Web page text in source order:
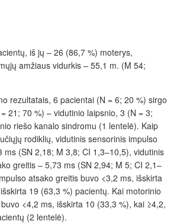
iš jų – 26 (86,7 %) moterys,
amžiaus vidurkis – 55,1 m. (M 54;
rezultatais, 6 pacientai (N = 6; 20 %) sirgo
21; 70 %) – vidutinio laipsnio, 3 (N = 3;
riešo kanalo sindromu (1 lentelė). Kaip
rodiklių, vidutinis sensorinis impulso
ms (SN 2,18; M 3,8; CI 1,3–10,5), vidutinis
greitis – 5,73 ms (SN 2,94; M 5; CI 2,1–
atsako greitis buvo <3,2 ms, išskirta
19 (63,3 %) pacientų. Kai motorinio
<4,2 ms, išskirta 10 (33,3 %), kai ≥4,2,
(2 lentelė).